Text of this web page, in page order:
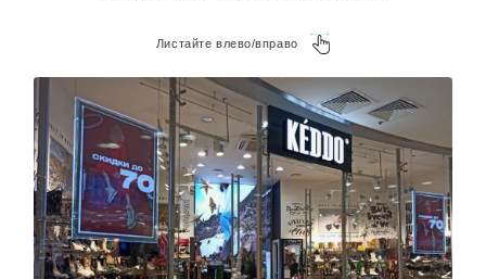
Листайте влево/вправо